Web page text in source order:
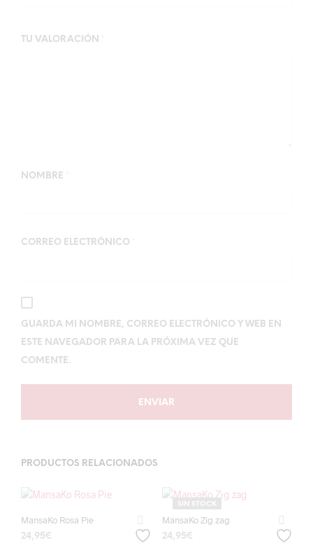
TU VALORACIÓN
NOMBRE
CORREO ELECTRÓNICO
GUARDA MI NOMBRE, CORREO ELECTRÓNICO Y WEB EN
ESTE NAVEGADOR PARA LA PRÓXIMA VEZ QUE
COMENTE.
PRODUCTOS RELACIONADOS
MansaKo Rosa Pie
24,95€
SIN STOCK
MansaKo Zig zag
24,95€